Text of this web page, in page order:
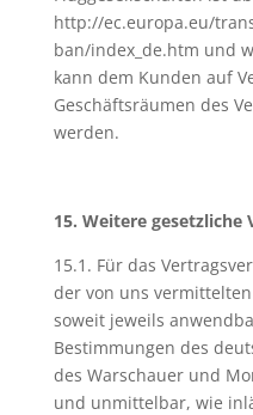
http://ec.europa.eu/
ban/index_de.htm und
kann dem Kunden auf
Geschäftsräumen des
werden.
15. Weitere gesetzliche
15.1. Für das
der von uns
soweit jeweils
Bestimmungen des
des Warschauer und
und unmittelbar, wie